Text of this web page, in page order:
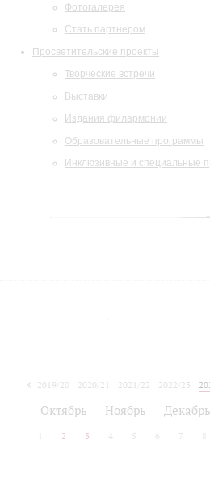
Фотогалерея
Стать партнером
Просветительские проекты
Творческие встречи
Выставки
Издания филармонии
Образовательные программы
Инклюзивные и специальные
2019/20 2020/21 2021/22 2022/23
Октябрь Ноябрь Декабрь
2 3 4 5 6 7 8